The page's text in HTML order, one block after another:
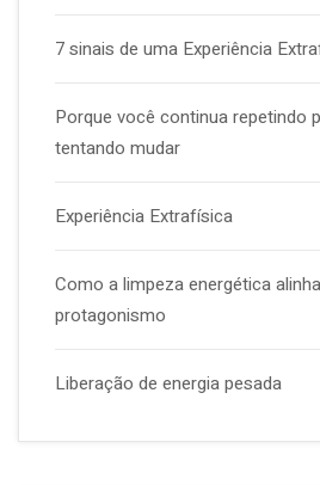
7 sinais de uma Experiência
Porque você continua repetindo
tentando mudar
Experiência Extrafísica
Como a limpeza energética
protagonismo
Liberação de energia pesada